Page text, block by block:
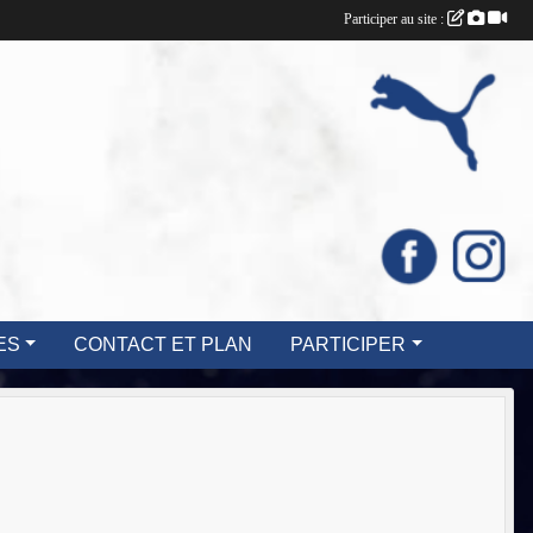
CONTACT ET PLAN PARTICIPER
Participer au site :